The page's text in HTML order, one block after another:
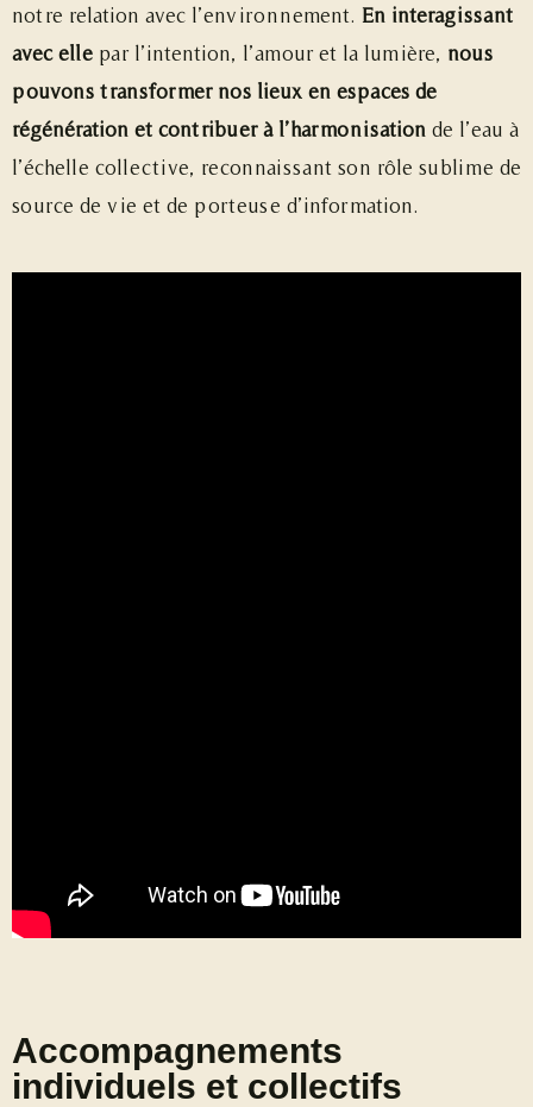
notre relation avec l’environnement. En interagissant
avec elle par l’intention, l’amour et la lumière, nous
pouvons transformer nos lieux en espaces de
régénération et contribuer à l’harmonisation de l’eau à
l’échelle collective, reconnaissant son rôle sublime de
source de vie et de porteuse d’information.
Accompagnements
individuels et collectifs